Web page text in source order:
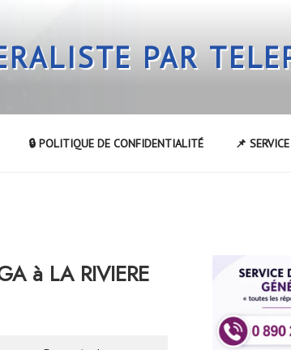
PAR
🔒 POLITIQUE DE CONFIDENTIALITÉ 📌
à LA RIVIERE